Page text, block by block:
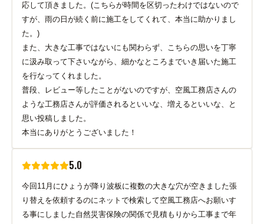
応して頂きました。(こちらが時間を区切ったわけではないので
すが、雨の日が続く前に施工をしてくれて、本当に助かりまし
た。)
また、大きな工事ではないにも関わらず、こちらの思いを丁寧
に汲み取って下さいながら、細かなところまでいき届いた施工
を行なってくれました。
普段、レビュー等したことがないのですが、空風工務店さんの
ような工務店さんが評価されるといいな、増えるといいな、と
思い投稿しました。
本当にありがとうございました！
5.0
今回11月にひょうが降り波板に複数の大きな穴が空きました張
り替えを依頼するのにネットで検索して空風工務店へお願いす
る事にしました自然災害保険の関係で見積もりから工事まで年